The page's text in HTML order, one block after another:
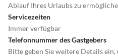
Ablauf Ihres Urlaubs zu
Servicezeiten
Immer verfügbar
Telefonnummer des Gastgebers
Bitte geben Sie weitere Details